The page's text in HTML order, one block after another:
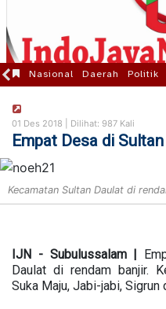
Nasional Daerah Politik
01 Des 2018 | Dilihat: 987 Kali
Empat Desa di
Kecamatan Sultan Daulat di
IJN - Subulussalam |
Daulat di rendam banjir.
Suka Maju, Jabi-jabi, Sigrun